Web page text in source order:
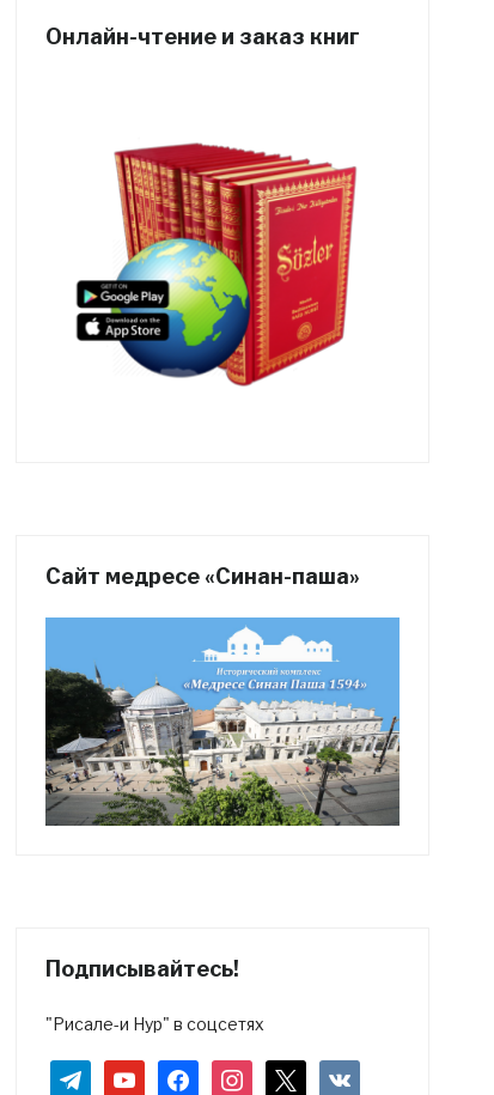
Онлайн-чтение и заказ книг
Сайт медресе «Синан-паша»
Подписывайтесь!
"Рисале-и Нур" в соцсетях
telegramyoutubefacebookinstagram vkontakte